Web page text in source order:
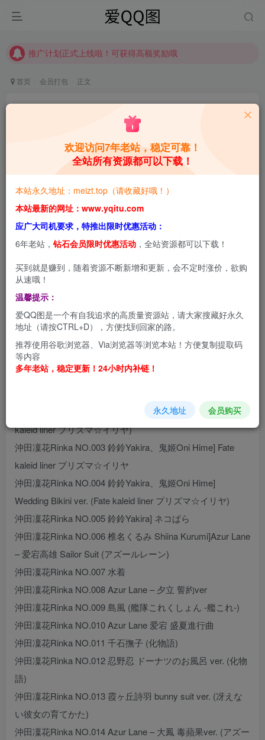
推广计划正式上线啦！可获得高额奖励哦
推广计划正式上线啦！可获得高额奖励哦
首页 会员打包 正文
5个月前更新
0 6.3W+
本站预览图进行了压缩和水印，原图无压缩，无本站水
2026-2-8，新增1套，共94套
COSER 沖田凜花Rinka の图片合集
沖田凜花Rinka 花花世界一片好看，可爱的coser主，您喜欢
的话不妨下载后慢慢欣赏。
资源目录
沖田凜花Rinka NO.001 誕生日水着ver. (Fate kaleid liner プ
沖田凜花Rinka NO.002 Yui &amp; kitty] Lingerie ver. (Fate
kaleid liner プリズマ☆イリヤ)
沖田凜花Rinka NO.003 鈴鈴Yakira、鬼姬Oni Hime] Fate
kaleid liner プリズマ☆イリヤ
沖田凜花Rinka NO.004 鈴鈴Yakira、鬼姬Oni Hime]
Wedding Bikini ver. (Fate kaleid liner プリズマ☆イリヤ)
沖田凜花Rinka NO.005 鈴鈴Yakira] ネコぱら
沖田凜花Rinka NO.006 椎名くるみ Shiina Kurumi]Azur Lane
– 爱宕高雄 Sailor Suit (アズールレーン)
沖田凜花Rinka NO.007 水着
沖田凜花Rinka NO.008 Azur Lane – 夕立 誓約ver
沖田凜花Rinka NO.009 島風 (艦隊これくしょん -艦これ-)
沖田凜花Rinka NO.010 Azur Lane 爱宕 盛夏進行曲
沖田凜花Rinka NO.011 千石撫子 (化物語)
沖田凜花Rinka NO.012 忍野忍 ドーナツのお風呂 ver. (化物
語)
沖田凜花Rinka NO.013 霞ヶ丘詩羽 bunny suit ver. (冴えな
い彼女の育てかた)
沖田凜花Rinka NO.014 Azur Lane – 大鳳 毒蘋果ver. (アズー
欢迎访问7年老站，稳定可靠！
全站所有资源都可以下载！
本站永久地址：meizt.top（请收藏好哦！）
本站最新的网址：www.yqitu.com
应广大司机要求，特推出限时优惠活动：
6年老站， 钻石会员限时优惠活动 ，全站资源都可以下载！
买到就是赚到，随着资源不断新增和更新，会不定时涨价，欲购
从速哦！
温馨提示：
爱QQ图是一个有自我追求的高质量资源站，请大家搜藏好永久
地址（请按CTRL+D），方便找到回家的路。
推荐使用谷歌浏览器、Via浏览器等浏览本站！方便复制提取码
等内容
多年老站，稳定更新！24小时内补链！
永久地址 会员购买